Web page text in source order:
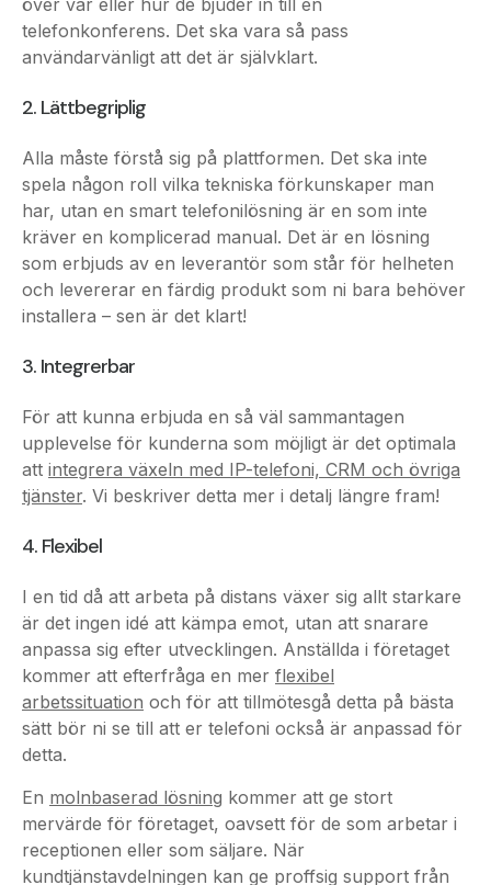
2. Lättbegriplig
Alla måste förstå sig på plattformen. Det ska inte
har, utan en smart telefonilösning är en som inte
kräver en komplicerad manual. Det är en lösning
som erbjuds av en leverantör som står för helheten
och levererar en färdig produkt som ni bara behöver
installera – sen är det klart!
3. Integrerbar
För att kunna erbjuda en så väl sammantagen
attintegrera växeln med IP-telefoni, CRM och övriga
tjänster. Vi beskriver detta mer i detalj längre fram!
4. Flexibel
I en tid då att arbeta på distans växer sig allt starkare
anpassa sig efter utvecklingen. Anställda i företaget
kommer att efterfråga en merflexibel
arbetssituationoch för att tillmötesgå detta på bästa
sätt bör ni se till att er telefoni också är anpassad för
detta.
Enmolnbaserad lösningkommer att ge stort
mervärde för företaget, oavsett för de som arbetar i
receptionen eller som säljare. När
kundtjänstavdelningen kan ge proffsig support från
hemmakontoret och IT-medarbetare kan göra sina
felsökningar på bussen är hälften redan vunnet.